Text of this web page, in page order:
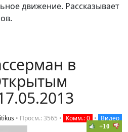
движение. Рассказывает
в
• Просм.: 3565 • Комм.: 0 • Видео
+10